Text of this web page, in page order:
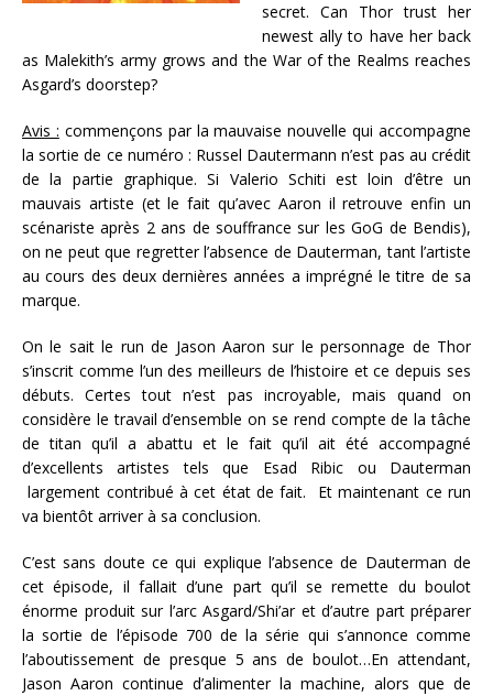
secret. Can Thor trust her
newest ally to have her back
as Malekith’s army grows and the War of the Realms reaches
Asgard’s doorstep?
Avis : commençons par la mauvaise nouvelle qui accompagne
la sortie de ce numéro : Russel Dautermann n’est pas au crédit
de la partie graphique. Si Valerio Schiti est loin d’être un
mauvais artiste (et le fait qu’avec Aaron il retrouve enfin un
scénariste après 2 ans de souffrance sur les GoG de Bendis),
on ne peut que regretter l’absence de Dauterman, tant l’artiste
au cours des deux dernières années a imprégné le titre de sa
marque.
On le sait le run de Jason Aaron sur le personnage de Thor
s’inscrit comme l’un des meilleurs de l’histoire et ce depuis ses
débuts. Certes tout n’est pas incroyable, mais quand on
considère le travail d’ensemble on se rend compte de la tâche
de titan qu’il a abattu et le fait qu’il ait été accompagné
d’excellents artistes tels que Esad Ribic ou Dauterman
largement contribué à cet état de fait. Et maintenant ce run
va bientôt arriver à sa conclusion.
C’est sans doute ce qui explique l’absence de Dauterman de
cet épisode, il fallait d’une part qu’il se remette du boulot
énorme produit sur l’arc Asgard/Shi’ar et d’autre part préparer
la sortie de l’épisode 700 de la série qui s’annonce comme
l’aboutissement de presque 5 ans de boulot…En attendant,
Jason Aaron continue d’alimenter la machine, alors que de